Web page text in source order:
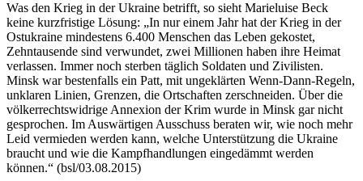
Was den Krieg in der Ukraine betrifft, so sieht Marieluise Beck
keine kurzfristige Lösung: „In nur einem Jahr hat der Krieg in der
Ostukraine mindestens 6.400 Menschen das Leben gekostet,
Zehntausende sind verwundet, zwei Millionen haben ihre Heimat
verlassen. Immer noch sterben täglich Soldaten und Zivilisten.
Minsk war bestenfalls ein Patt, mit ungeklärten Wenn-Dann-Regeln,
unklaren Linien, Grenzen, die Ortschaften zerschneiden. Über die
völkerrechtswidrige Annexion der Krim wurde in Minsk gar nicht
gesprochen. Im Auswärtigen Ausschuss beraten wir, wie noch mehr
Leid vermieden werden kann, welche Unterstützung die Ukraine
braucht und wie die Kampfhandlungen eingedämmt werden
können.“ (bsl/03.08.2015)